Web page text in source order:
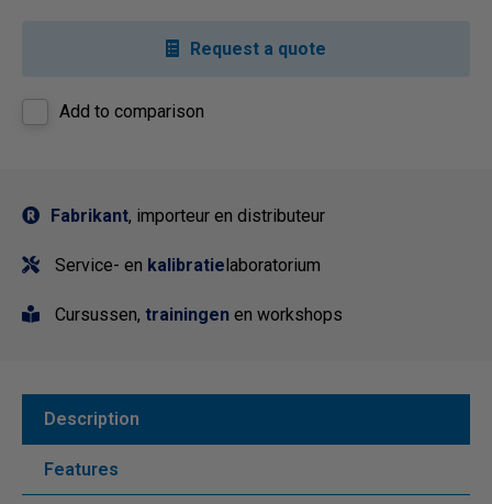
Request a quote
Add to comparison
Fabrikant, importeur en distributeur
Service- en kalibratielaboratorium
Cursussen, trainingen en workshops
Description
Features